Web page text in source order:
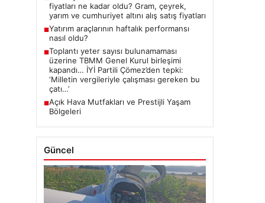
fiyatları ne kadar oldu? Gram, çeyrek,
yarım ve cumhuriyet altını alış satış fiyatları
■Yatırım araçlarının haftalık performansı
nasıl oldu?
■Toplantı yeter sayısı bulunamaması
üzerine TBMM Genel Kurul birleşimi
kapandı… İYİ Partili Çömez’den tepki:
‘Milletin vergileriyle çalışması gereken bu
çatı…’
■Açık Hava Mutfakları ve Prestijli Yaşam
Bölgeleri
Güncel